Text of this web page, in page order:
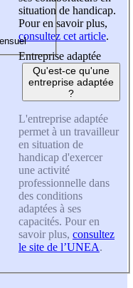
situation de handicap.
Pour en savoir plus,
consultez cet article.
Entreprise adaptée
Qu'est-ce qu'une
entreprise adaptée
?
L'entreprise adaptée
permet à un travailleur
en situation de
handicap d'exercer
une activité
professionnelle dans
des conditions
adaptées à ses
capacités. Pour en
savoir plus, consultez
le site de l’UNEA.